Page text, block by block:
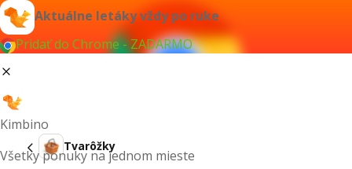
Aktuálne letáky vždy po ruke
Pridať do Chrome - ZADARMO
Kimbino
Všetky ponuky na jednom mieste
Tvarôžky